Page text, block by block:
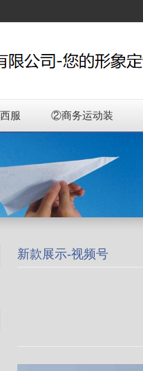
服 ②商务运动装
新款展示-视频号